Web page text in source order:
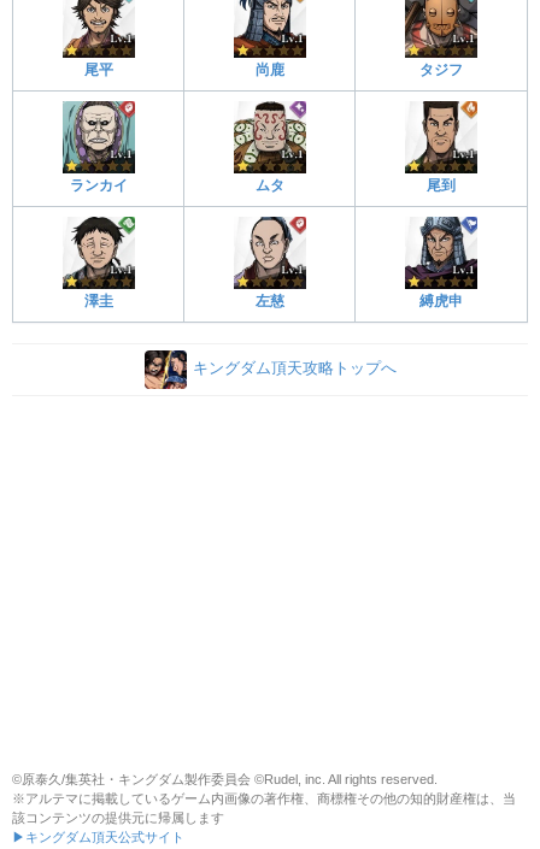
尾平 尚鹿 タジフ
ランカイ ムタ 尾到
澤圭 左慈 縛虎申
キングダム頂天攻略トップへ
©原泰久/集英社・キングダム製作委員会 ©Rudel, inc. All rights reserved.
※アルテマに掲載しているゲーム内画像の著作権、商標権その他の知的財産権は、当
該コンテンツの提供元に帰属します
▶キングダム頂天公式サイト